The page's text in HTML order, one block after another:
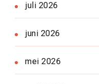
juli 2026
juni 2026
mei 2026